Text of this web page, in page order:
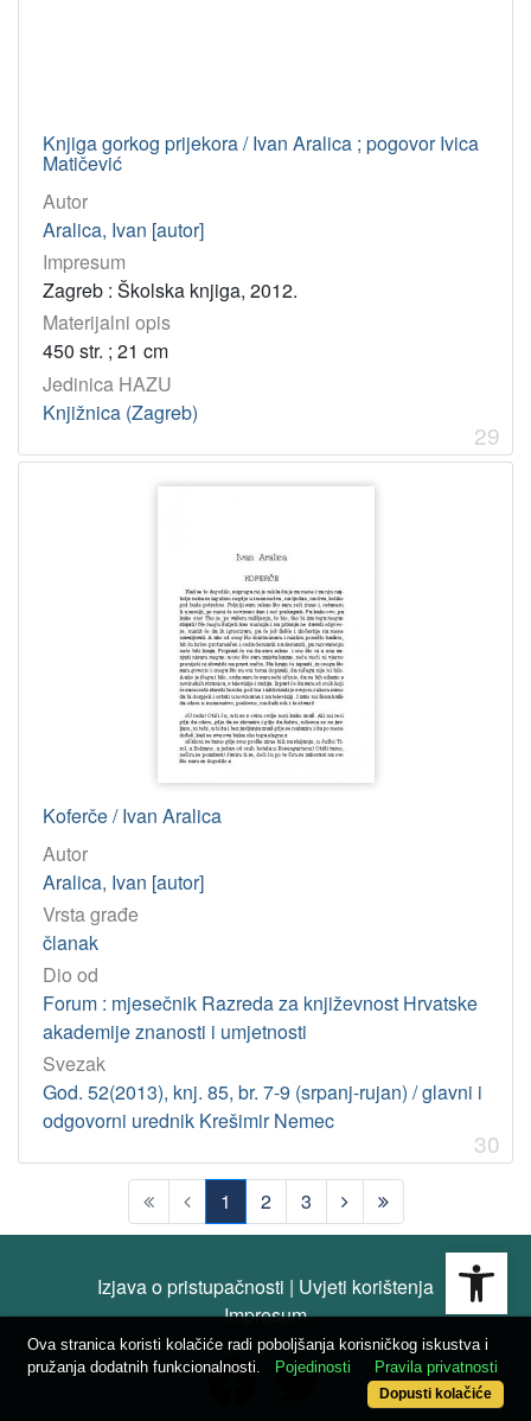
Knjiga gorkog prijekora / Ivan Aralica ; pogovor Ivica
Matičević
Autor
Aralica, Ivan [autor]
Impresum
Zagreb : Školska knjiga, 2012.
Materijalni opis
450 str. ; 21 cm
Jedinica HAZU
Knjižnica (Zagreb)
29
Koferče / Ivan Aralica
Autor
Aralica, Ivan [autor]
Vrsta građe
članak
Dio od
Forum : mjesečnik Razreda za književnost Hrvatske
akademije znanosti i umjetnosti
Svezak
God. 52(2013), knj. 85, br. 7-9 (srpanj-rujan) / glavni i
odgovorni urednik Krešimir Nemec
30
1
(current)
2 3
Izjava o pristupačnosti | Uvjeti korištenja
Impresum
Ova stranica koristi kolačiće radi poboljšanja korisničkog iskustva i
pružanja dodatnih funkcionalnosti.
Pojedinosti Pravila privatnosti
Dopusti kolačiće